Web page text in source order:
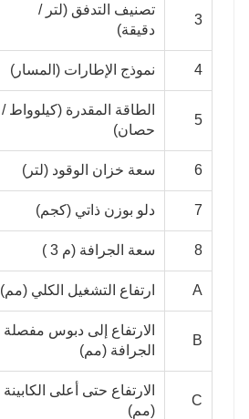
3
تصنيف التدفق (لتر /
دقيقة)
4 نموذج الإطارات (المسار)
5
الطاقة المقدرة (كيلوواط /
حصان)
6 سعة خزان الوقود (لتر)
7 دلو بوزن ذاتي (كجم)
8 سعة الجرافة (م 3 )
A ارتفاع التشغيل الكلي (مم)
B
الارتفاع إلى دبوس مفصلة
الجرافة (مم)
C
الارتفاع حتى أعلى الكابينة
(مم)